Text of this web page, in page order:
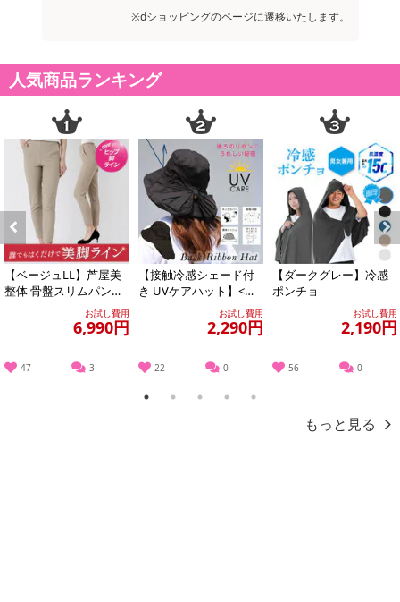
※dショッピングのページに遷移いたします。
人気商品ランキング
Previous
【ベージュLL】芦屋美
整体 骨盤スリムパンツ
お試し費用
6,990円
47 3
【接触冷感シェード付
き UVケアハット】<ブ
ラック >あご紐つきのお
しゃれなツバ...
お試し費用
2,290円
22 0
【ダークグレー】冷感
ポンチョ
お試し費用
2,190円
56 0
Next
1 2 3 4 5
もっと見る